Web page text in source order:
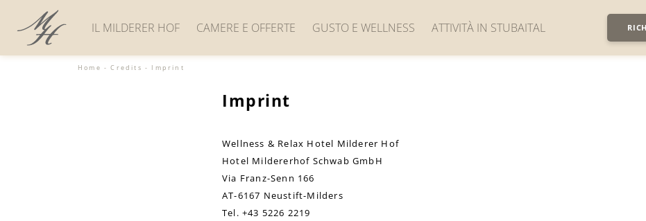
IL MILDERER HOF CAMERE E OFFERTE
Appartamenti
Stornobedingungen
Vacanze last minute
Richiesta
Prenotazione
GUSTO E WELLNESS
Beauty, bagni e massaggi
ATTIVITÀ IN STUBAITAL
Home -Credits- Imprint
Imprint
Wellness & Relax Hotel Milderer Hof
Hotel Mildererhof Schwab GmbH
Via Franz-Senn 166
AT-6167 Neustift-Milders
Tel. +43 5226 2219